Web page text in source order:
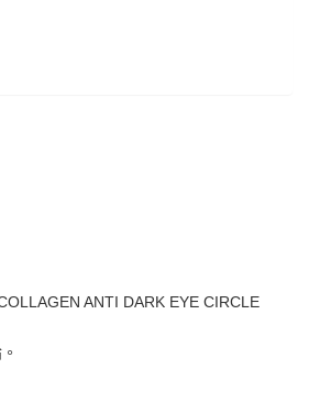
ANTI DARK EYE CIRCLE